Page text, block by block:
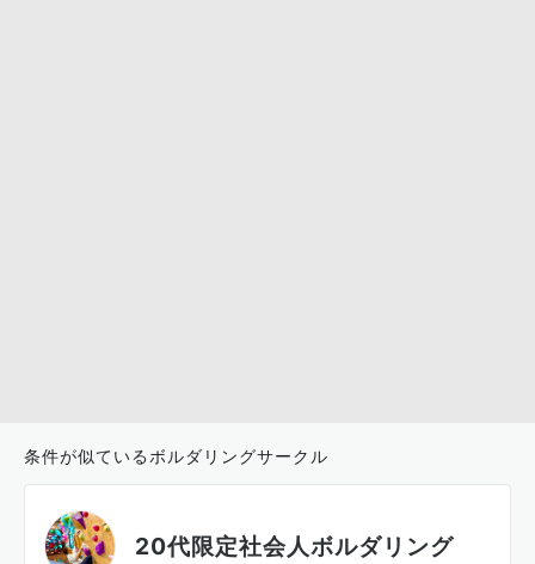
条件が似ているボルダリングサークル
20代限定社会人ボルダリング